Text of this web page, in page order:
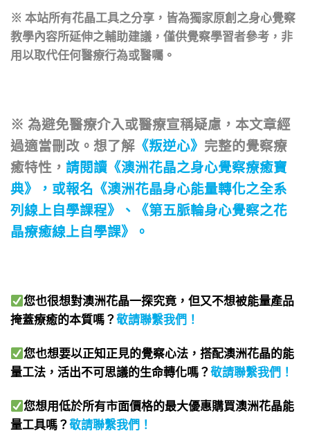
※ 本站所有花晶工具之分享，皆為獨家原創之身心覺察
教學內容所延伸之輔助建議，僅供覺察學習者參考，非
用以取代任何醫療行為或醫囑。
※ 為避免醫療介入或醫療宣稱疑慮，本文章經
過適當刪改。想了解 《叛逆心》 完整的覺察療
癒特性， 請閱讀 《澳洲花晶之身心覺察療癒寶
典》
，或報名 《澳洲花晶身心能量轉化之全系
列線上自學課程》
、 《第五脈輪身心覺察之花
晶療癒線上自學課》
。
您也很想對澳洲花晶一探究竟，但又不想被能量產品
掩蓋療癒的本質嗎？敬請聯繫我們 ！
您也想要以正知正見的覺察心法，搭配澳洲花晶的能
量工法，活出不可思議的生命轉化嗎？敬請聯繫我們 ！
您想用低於所有市面價格的最大優惠購買澳洲花晶能
量工具嗎？敬請聯繫我們 ！